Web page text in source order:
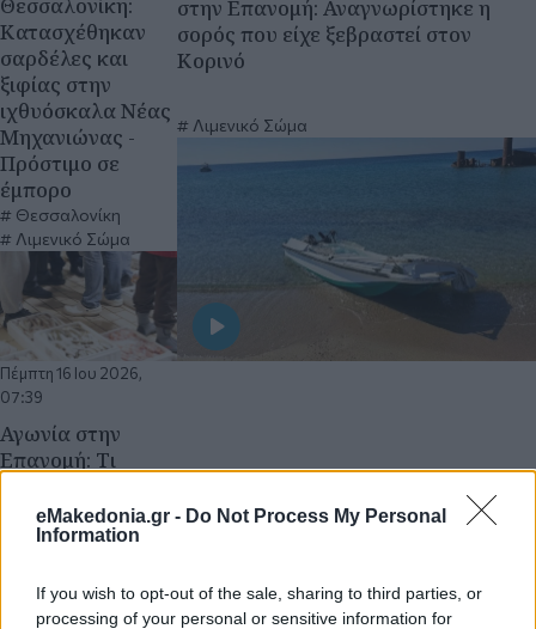
eMakedonia.gr - Do Not Process My Personal
Information
If you wish to opt-out of the sale, sharing to third parties, or
processing of your personal or sensitive information for
Κατασχέθηκαν
σαρδέλες και
ξιφίας στην
ιχθυόσκαλα Νέας
Μηχανιώνας -
Πρόστιμο σε
έμπορο
Θεσσαλονίκη
Λιμενικό Σώμα
στην Επανομή: Αναγνωρίστηκε η
σορός που είχε ξεβραστεί στον
Κορινό
Λιμενικό Σώμα
Πέμπτη 16 Ιου 2026,
07:39
Αγωνία στην
Επανομή: Τι
Λιμενικό για τον
69χρονο
Λιμενικό Σώμα
Θεσσαλονίκη